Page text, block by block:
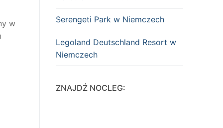
w
Serengeti Park w Niemczech
Legoland Deutschland Resort w
Niemczech
ZNAJDŹ NOCLEG: